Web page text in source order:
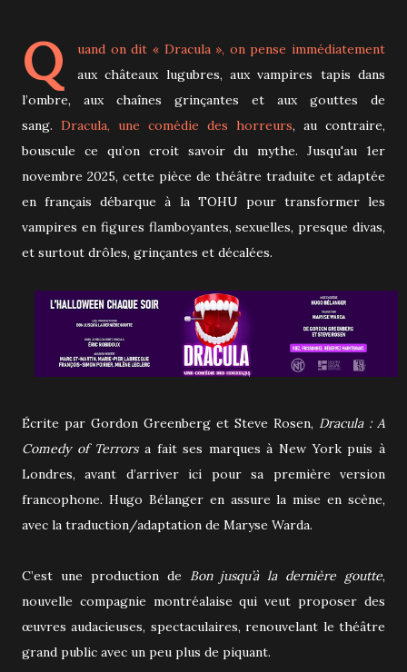
Q
uand on dit « Dracula », on pense immédiatement
aux châteaux lugubres, aux vampires tapis dans
l’ombre, aux chaînes grinçantes et aux gouttes de
sang. Dracula, une comédie des horreurs, au contraire,
bouscule ce qu’on croit savoir du mythe. Jusqu'au 1er
novembre 2025, cette pièce de théâtre traduite et adaptée
en français débarque à la TOHU pour transformer les
vampires en figures flamboyantes, sexuelles, presque divas,
et surtout drôles, grinçantes et décalées.
Écrite par Gordon Greenberg et Steve Rosen, Dracula : A
Comedy of Terrorsa fait ses marques à New York puis à
Londres, avant d’arriver ici pour sa première version
francophone. Hugo Bélanger en assure la mise en scène,
avec la traduction/adaptation de Maryse Warda.
C’est une production de Bon jusqu’à la dernière goutte,
nouvelle compagnie montréalaise qui veut proposer des
œuvres audacieuses, spectaculaires, renouvelant le théâtre
grand public avec un peu plus de piquant.